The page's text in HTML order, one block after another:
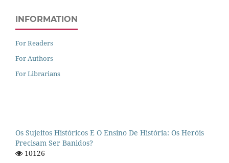
INFORMATION
For Readers
For Authors
For Librarians
Os Sujeitos Históricos E O Ensino De História: Os Heróis
Precisam Ser Banidos?
10126